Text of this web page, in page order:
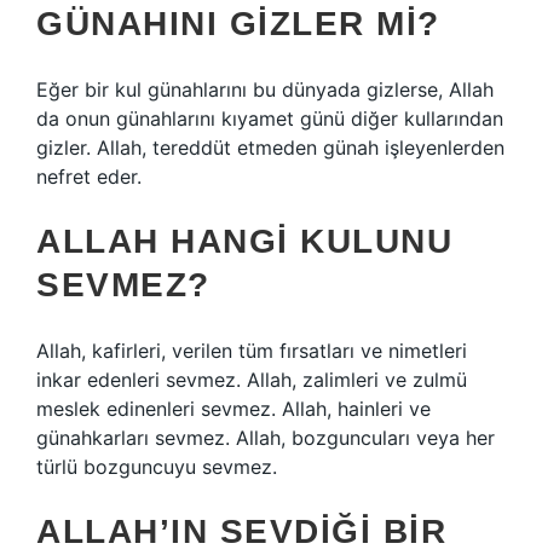
GÜNAHINI GIZLER MI?
Eğer bir kul günahlarını bu dünyada gizlerse, Allah
da onun günahlarını kıyamet günü diğer kullarından
gizler. Allah, tereddüt etmeden günah işleyenlerden
nefret eder.
ALLAH HANGI KULUNU
SEVMEZ?
Allah, kafirleri, verilen tüm fırsatları ve nimetleri
inkar edenleri sevmez. Allah, zalimleri ve zulmü
meslek edinenleri sevmez. Allah, hainleri ve
günahkarları sevmez. Allah, bozguncuları veya her
türlü bozguncuyu sevmez.
ALLAH’IN SEVDIĞI BIR